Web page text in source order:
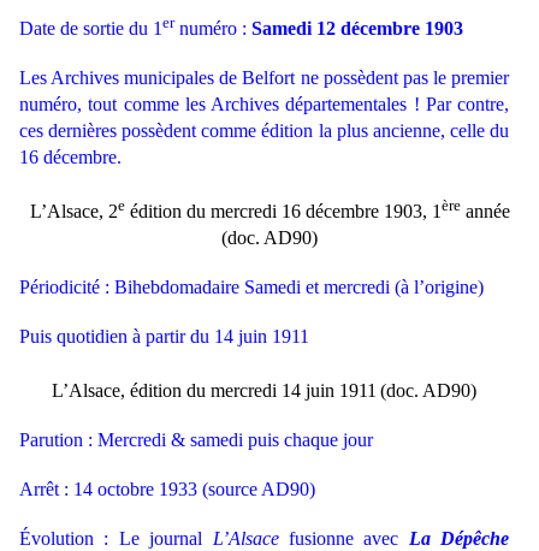
Date de sortie du 1 ernuméro : Samedi 12 décembre 1903
Les Archives municipales de Belfort ne possèdent pas le premier
numéro, tout comme les Archives départementales ! Par contre,
ces dernières possèdent comme édition la plus ancienne, celle du
16 décembre.
L’Alsace, 2eédition du mercredi 16 décembre 1903, 1 èreannée
(doc. AD90)
Périodicité : Bihebdomadaire Samedi et mercredi (à l’origine)
Puis quotidien à partir du 14 juin 1911
L’Alsace, édition du mercredi 14 juin 1911 (doc. AD90)
Parution : Mercredi & samedi puis chaque jour
Arrêt : 14 octobre 1933 (source AD90)
Évolution : Le journal L’Alsacefusionne avec La Dépêche